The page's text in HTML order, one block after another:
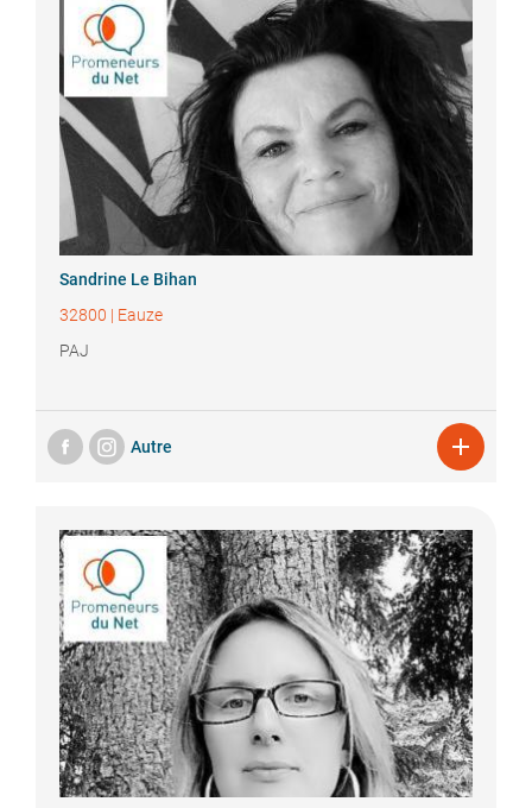
Sandrine Le Bihan
32800 | Eauze
PAJ
Autre 